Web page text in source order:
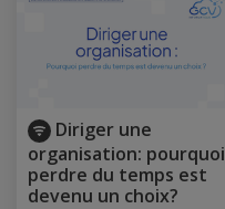
Diriger une
organisation: pourquoi
perdre du temps est
devenu un choix?